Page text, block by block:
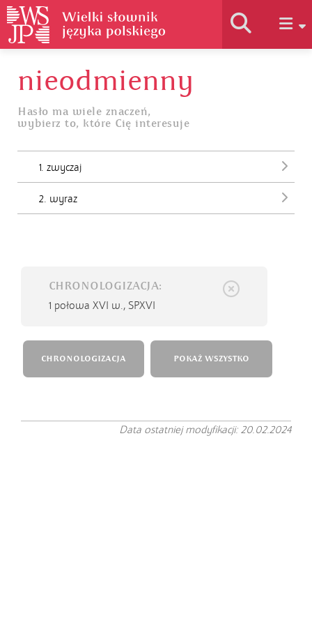
Historia słownika
Jak korzystać
nieodmienny
Hasło ma wiele znaczeń,
wybierz to, które Cię interesuje
1. zwyczaj
2. wyraz
CHRONOLOGIZACJA:
1 połowa XVI w., SPXVI
CHRONOLOGIZACJA POKAŻ WSZYSTKO
Data ostatniej modyfikacji: 20.02.2024